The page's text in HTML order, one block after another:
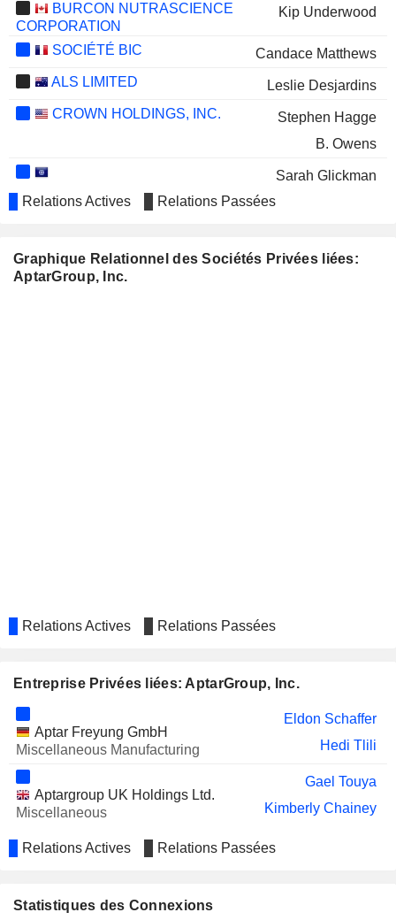
BURCON NUTRASCIENCE
CORPORATION
Kip Underwood
SOCIÉTÉ BIC
Candace Matthews
ALS LIMITED
Leslie Desjardins
CROWN HOLDINGS, INC.
Stephen Hagge
B. Owens
Sarah Glickman
PROLOGIS, INC.
George Fotiades
VERALTO CORPORATION
Relations Actives Relations Passées
Graphique Relationnel des Sociétés Privées liées:
AptarGroup, Inc.
Relations Actives Relations Passées
Entreprise Privées liées: AptarGroup, Inc.
Aptar Freyung GmbH
Miscellaneous Manufacturing
Eldon Schaffer
Hedi Tlili
Aptargroup UK Holdings Ltd.
Miscellaneous
Gael Touya
Kimberly Chainey
Relations Actives Relations Passées
Statistiques des Connexions